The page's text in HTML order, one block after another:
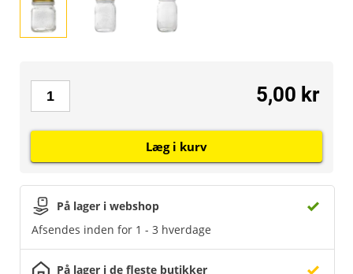
På lager i webshop
Afsendes inden for 1 - 3 hverdage
På lager i de fleste butikker
5,00 kr
Læg i kurv